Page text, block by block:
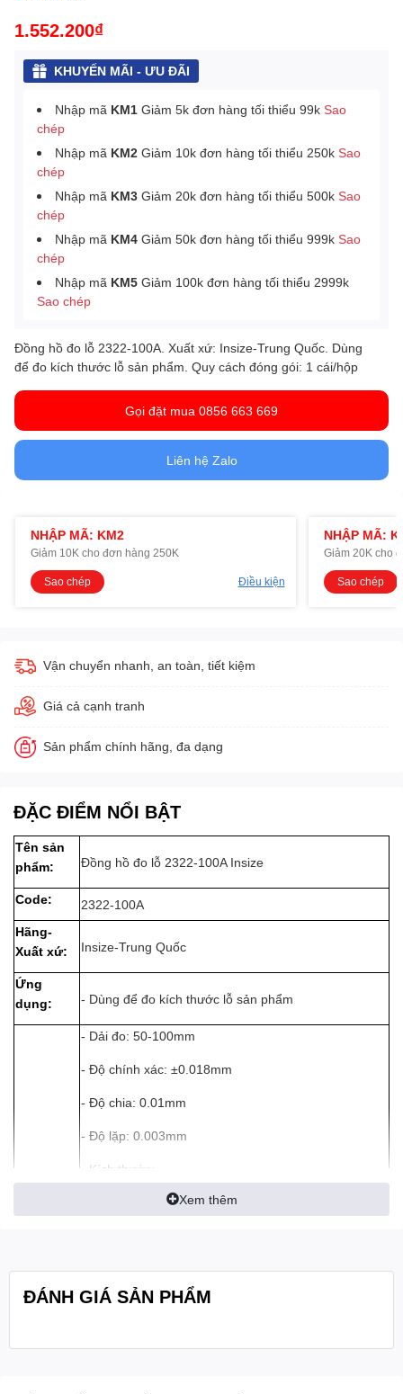
1.552.200₫
KHUYẾN MÃI - ƯU ĐÃI
Nhập mã KM1 Giảm 5k đơn hàng tối thiểu 99k Sao
chép
Nhập mã KM2 Giảm 10k đơn hàng tối thiểu 250k Sao
chép
Nhập mã KM3 Giảm 20k đơn hàng tối thiểu 500k Sao
chép
Nhập mã KM4 Giảm 50k đơn hàng tối thiểu 999k Sao
chép
Nhập mã KM5 Giảm 100k đơn hàng tối thiểu 2999k
Sao chép
Đồng hồ đo lỗ 2322-100A. Xuất xứ: Insize-Trung Quốc. Dùng
để đo kích thước lỗ sản phẩm. Quy cách đóng gói: 1 cái/hộp
Gọi đặt mua 0856 663 669
Liên hệ Zalo
NHẬP MÃ: KM2
Giảm 10K cho đơn hàng 250K
Sao chép Điều kiện
NHẬP MÃ:
Giảm 20K cho
Sao chép
Vận chuyển nhanh, an toàn, tiết kiệm
Giá cả cạnh tranh
Sản phẩm chính hãng, đa dạng
ĐẶC ĐIỂM NỔI BẬT
Tên sản
phẩm:
Đồng hồ đo lỗ 2322-100A Insize
Code: 2322-100A
Hãng-
Xuất xứ:
Insize-Trung Quốc
Ứng
dụng:
- Dùng để đo kích thước lỗ sản phẩm
kĩ thuật:
- Dải đo: 50-100mm
- Độ chính xác: ±0.018mm
- Độ chia: 0.01mm
- Độ lặp: 0.003mm
- Kích thước:
C: 35mm
ØD: 13mm
Xem thêm
ĐÁNH GIÁ SẢN PHẨM